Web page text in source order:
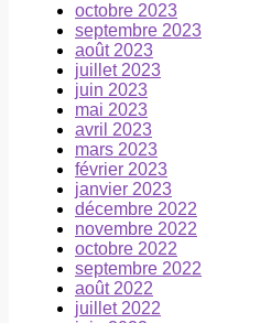
octobre 2023
septembre 2023
août 2023
juillet 2023
juin 2023
mai 2023
avril 2023
mars 2023
février 2023
janvier 2023
décembre 2022
novembre 2022
octobre 2022
septembre 2022
août 2022
juillet 2022